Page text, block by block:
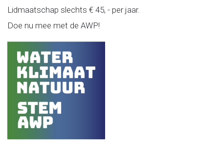
Lidmaatschap slechts € 45, - per jaar.
Doe nu mee met de AWP!